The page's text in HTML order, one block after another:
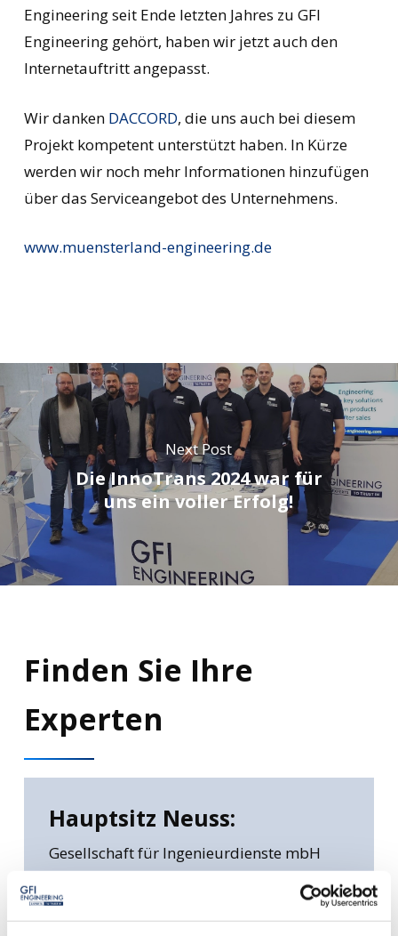
Engineering seit Ende letzten Jahres zu GFI
Engineering gehört, haben wir jetzt auch den
Internetauftritt angepasst.
Wir danken DACCORD, die uns auch bei diesem
Projekt kompetent unterstützt haben. In Kürze
werden wir noch mehr Informationen hinzufügen
über das Serviceangebot des Unternehmens.
www.muensterland-engineering.de
Next Post
Die InnoTrans 2024 war für
uns ein voller Erfolg!
Finden Sie Ihre
Experten
Hauptsitz Neuss:
Gesellschaft für Ingenieurdienste mbH
41460 Neuss